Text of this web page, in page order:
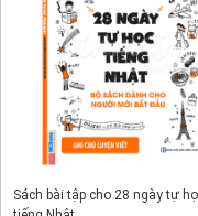
Sách bài tập cho 28 ngày tự